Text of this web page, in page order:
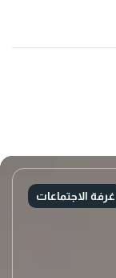
غرفة الاجتماعات